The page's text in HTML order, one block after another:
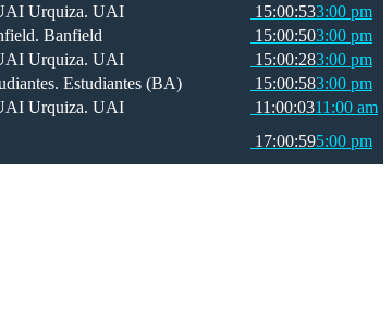
UAI 15:00:533:00 pm
Banfield 15:00:503:00 pm
UAI 15:00:283:00 pm
Estudiantes (BA) 15:00:583:00 pm
UAI 11:00:0311:00 am
17:00:595:00 pm